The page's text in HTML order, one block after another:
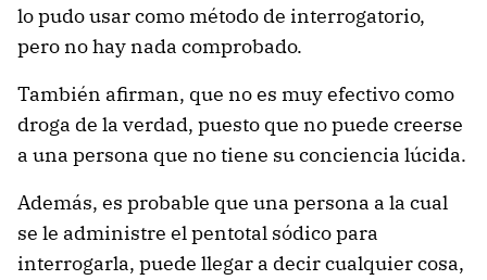
lo pudo usar como método de interrogatorio,
pero no hay nada comprobado.
También afirman, que no es muy efectivo como
droga de la verdad, puesto que no puede creerse
a una persona que no tiene su conciencia lúcida.
Además, es probable que una persona a la cual
se le administre el pentotal sódico para
interrogarla, puede llegar a decir cualquier cosa,